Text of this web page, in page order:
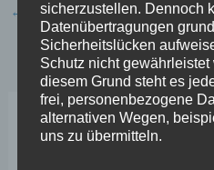
← Vorheriger Beitrag
Neueste Beiträge
sicherzustellen. Dennoch
Datenübertragungen
Sicherheitslücken
Schutz nicht gewährleistet
diesem Grund steht es
frei, personenbezogene
alternativen Wegen,
uns zu übermitteln.